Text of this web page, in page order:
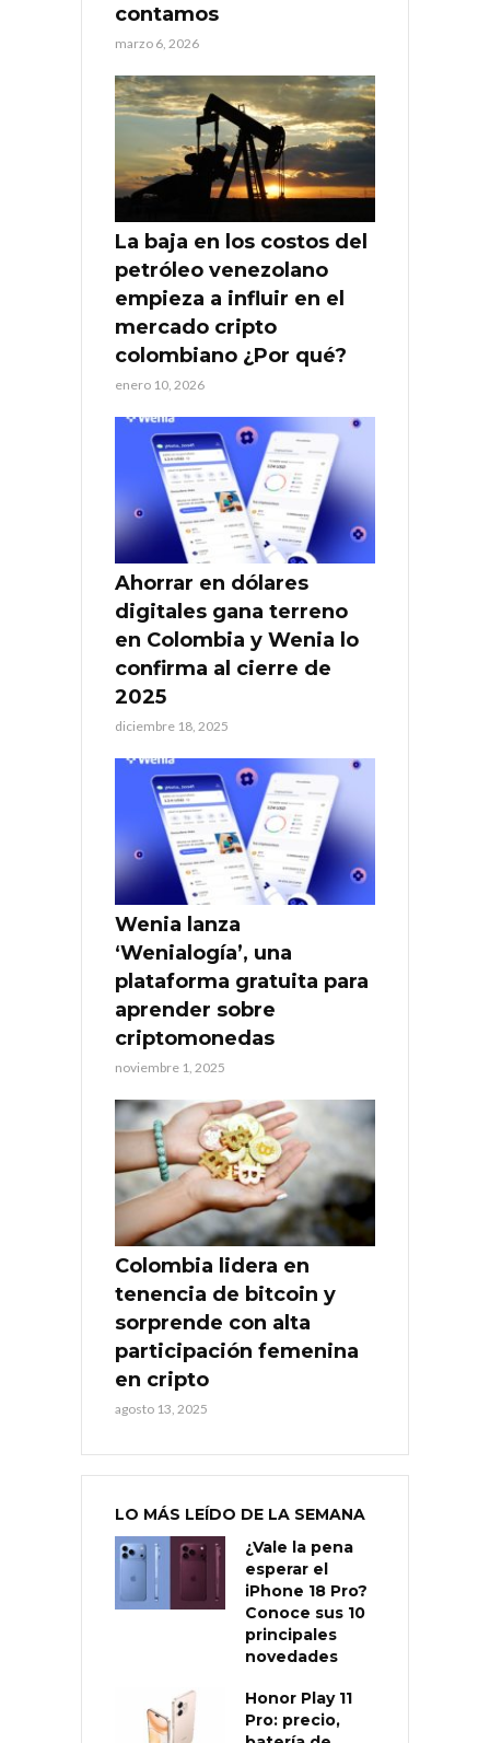
contamos
marzo 6, 2026
La baja en los costos del
petróleo venezolano
empieza a influir en el
mercado cripto
colombiano ¿Por qué?
enero 10, 2026
Ahorrar en dólares
digitales gana terreno
en Colombia y Wenia lo
confirma al cierre de
2025
diciembre 18, 2025
Wenia lanza
‘Wenialogía’, una
plataforma gratuita para
aprender sobre
criptomonedas
noviembre 1, 2025
Colombia lidera en
tenencia de bitcoin y
sorprende con alta
participación femenina
en cripto
agosto 13, 2025
LO MÁS LEÍDO DE LA SEMANA
¿Vale la pena
esperar el
iPhone 18 Pro?
Conoce sus 10
principales
novedades
Honor Play 11
Pro: precio,